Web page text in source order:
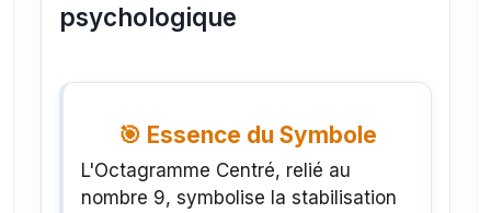
psychologique
🎯 Essence du Symbole
L'Octagramme Centré, relié au
nombre 9, symbolise la stabilisation